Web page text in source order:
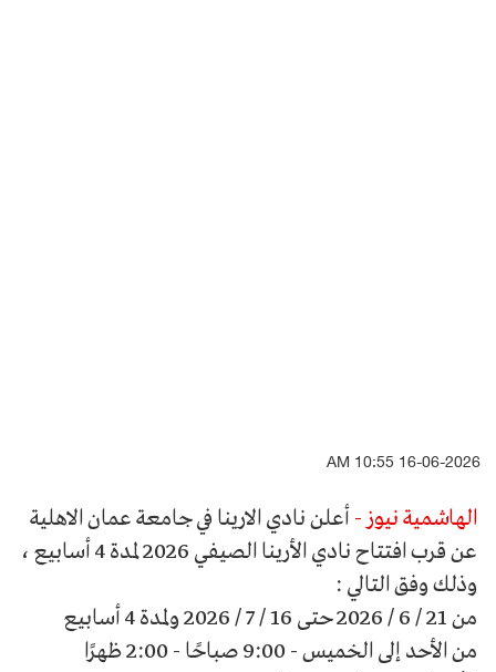
16-06-2026 10:55 AM
الهاشمية نيوز - أعلن نادي الارينا في جامعة عمان الاهلية
عن قرب افتتاح نادي الأرينا الصيفي 2026 لمدة 4 أسابيع ،
وذلك وفق التالي :
من 21 / 6 / 2026 حتى 16 / 7 / 2026 ولمدة 4 أسابيع
من الأحد إلى الخميس - 9:00 صباحًا - 2:00 ظهرًا